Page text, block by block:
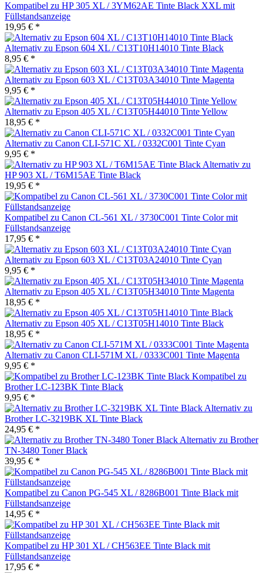
Kompatibel zu HP 305 XL / 3YM62AE Tinte Black XXL mit
Füllstandsanzeige
19,95 € *
Alternativ zu Epson 604 XL / C13T10H14010 Tinte Black
8,95 € *
Alternativ zu Epson 603 XL / C13T03A34010 Tinte Magenta
9,95 € *
Alternativ zu Epson 405 XL / C13T05H44010 Tinte Yellow
18,95 € *
Alternativ zu Canon CLI-571C XL / 0332C001 Tinte Cyan
9,95 € *
Alternativ zu
HP 903 XL / T6M15AE Tinte Black
19,95 € *
Kompatibel zu Canon CL-561 XL / 3730C001 Tinte Color mit
Füllstandsanzeige
17,95 € *
Alternativ zu Epson 603 XL / C13T03A24010 Tinte Cyan
9,95 € *
Alternativ zu Epson 405 XL / C13T05H34010 Tinte Magenta
18,95 € *
Alternativ zu Epson 405 XL / C13T05H14010 Tinte Black
18,95 € *
Alternativ zu Canon CLI-571M XL / 0333C001 Tinte Magenta
9,95 € *
Kompatibel zu
Brother LC-123BK Tinte Black
9,95 € *
Alternativ zu
Brother LC-3219BK XL Tinte Black
24,95 € *
Alternativ zu Brother
TN-3480 Toner Black
39,95 € *
Kompatibel zu Canon PG-545 XL / 8286B001 Tinte Black mit
Füllstandsanzeige
14,95 € *
Kompatibel zu HP 301 XL / CH563EE Tinte Black mit
Füllstandsanzeige
17,95 € *